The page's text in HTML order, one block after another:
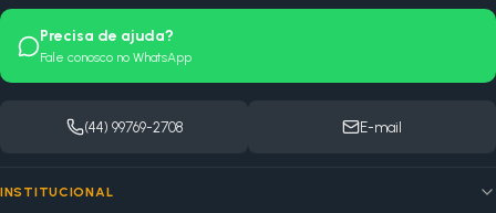
Precisa de ajuda?
Fale conosco no WhatsApp
(44) 99769-2708 E-mail
INSTITUCIONAL